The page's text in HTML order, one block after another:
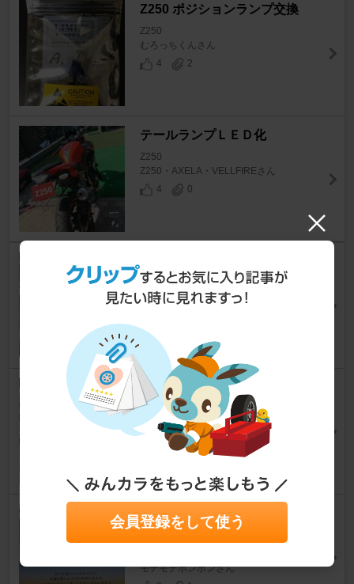
Z250 ポジションランプ交換
Z250
むろっちくんさん
4
2
テールランプＬＥＤ化
Z250
Z250・AXELA・VELLFIREさん
4
0
Z250
さこつさん
続・丸目化(ヘッドライト変更)
Z250
短足45さん
1
ＳＰＨＥＲＥ ＬＩＧＨＴ Ｌ
ＥＤ Ｈ７
モチモチポンポンさん
会員登録をして使う